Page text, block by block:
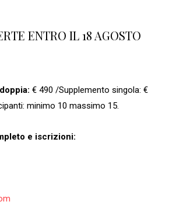
ENTRO IL 18 AGOSTO
€ 490 /Supplemento singola: €
minimo 10 massimo 15.
e iscrizioni: